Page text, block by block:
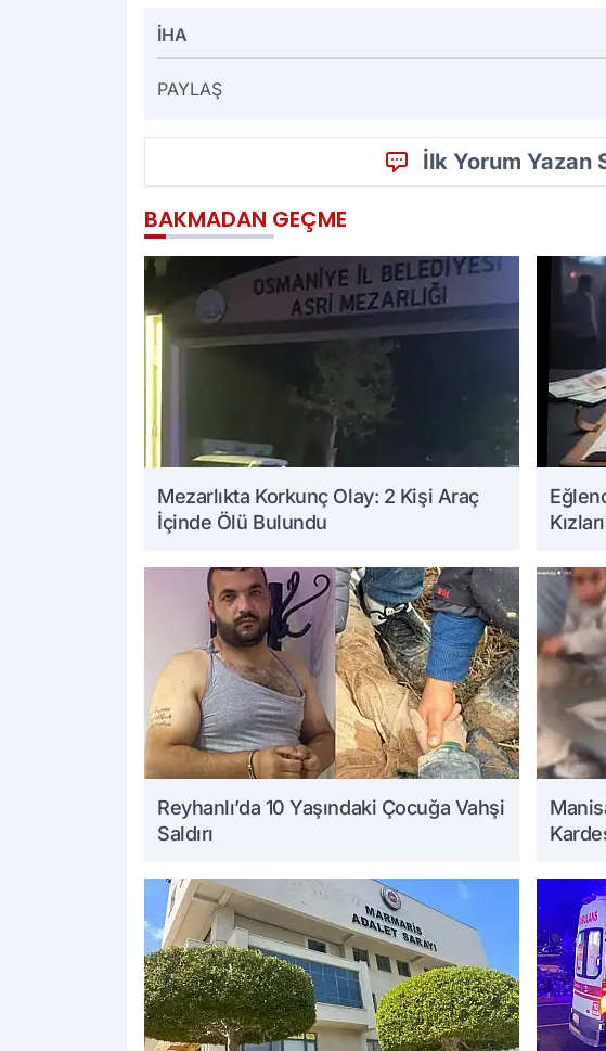
İHA
PAYLAŞ
İlk Yorum Yazan
BAKMADAN GEÇME
Mezarlıkta Korkunç Olay: 2 Kişi Araç
İçinde Ölü Bulundu
Reyhanlı’da 10 Yaşındaki Çocuğa Vahşi
Saldırı